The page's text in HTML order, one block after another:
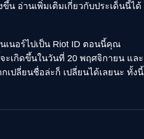
น อ่านเพิ่มเติมเกี่ยวกับประเด็นนี้ได้
เนอร์ไปเป็น Riot ID ตอนนี้คุณ
เกิดขึ้นในวันที่ 20 พฤศจิกายน และ
ปลี่ยนชื่อล่ะก็ เปลี่ยนได้เลยนะ ทั้งนี้